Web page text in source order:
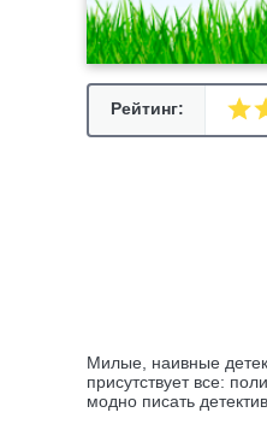
Рейтинг:
Милые, наивные
присутствует все:
модно писать